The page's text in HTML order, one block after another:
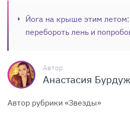
Йога на крыше этим
перебороть лень и
Автор
Анастасия
Автор рубрики «Звезды»